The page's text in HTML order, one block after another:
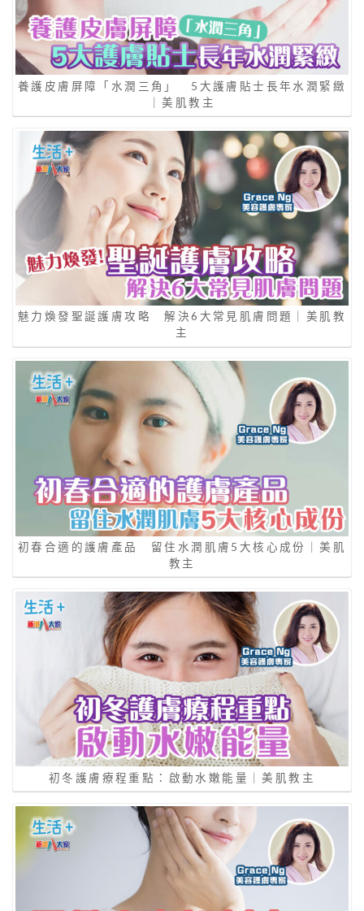
養護皮膚屏障「水潤三角」 5大護膚貼士長年水潤緊緻
｜美肌教主
魅力煥發聖誕護膚攻略 解決6大常見肌膚問題｜美肌教
主
初春合適的護膚產品 留住水潤肌膚5大核心成份｜美肌
教主
初冬護膚療程重點：啟動水嫩能量｜美肌教主